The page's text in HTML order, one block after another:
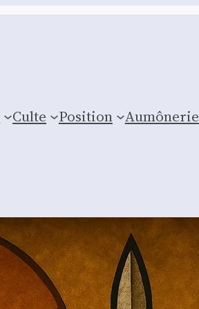
Culte Posi­tion Aumônerie